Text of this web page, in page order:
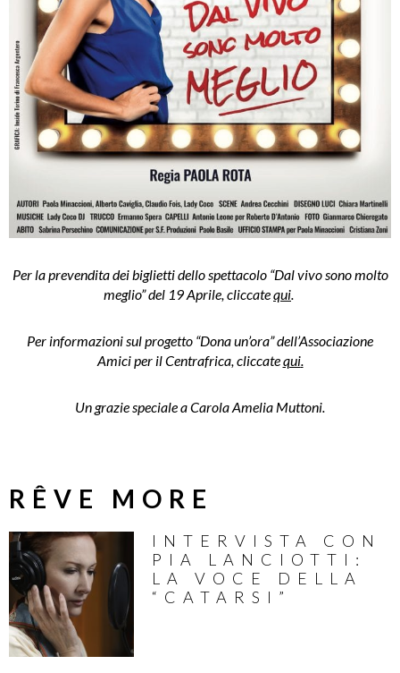
Per la prevendita dei biglietti dello spettacolo “Dal vivo sono molto
meglio” del 19 Aprile, cliccatequi.
Per informazioni sul progetto “Dona un’ora” dell’Associazione
Amici per il Centrafrica, cliccatequi.
Un grazie speciale a Carola Amelia Muttoni.
RÊVE MORE
INTERVISTA CON
PIA LANCIOTTI:
LA VOCE DELLA
“CATARSI”